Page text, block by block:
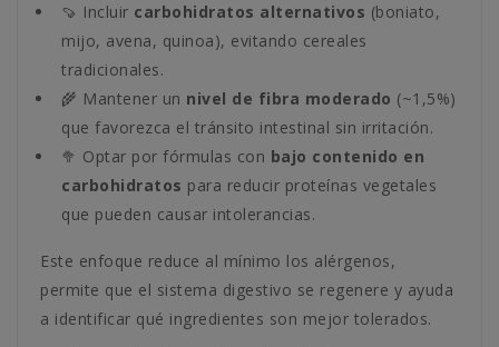
🍠 Incluir carbohidratos alternativos (boniato,
mijo, avena, quinoa), evitando cereales
tradicionales.
🌾 Mantener un nivel de fibra moderado (~1,5%)
que favorezca el tránsito intestinal sin irritación.
🥦 Optar por fórmulas con bajo contenido en
carbohidratos para reducir proteínas vegetales
que pueden causar intolerancias.
Este enfoque reduce al mínimo los alérgenos,
permite que el sistema digestivo se regenere y ayuda
a identificar qué ingredientes son mejor tolerados.